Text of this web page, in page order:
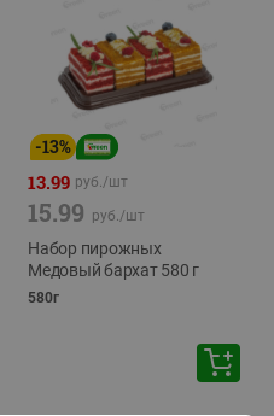
-13%
13.99 руб./шт
15.99 руб./шт
Набор пирожных
Медовый бархат 580 г
580г